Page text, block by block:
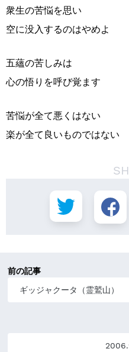
衆生の苦悩を思い
空に没入するのはやめよ
五蘊の苦しみは
心の悟りを呼び覚ます
苦悩が全て悪くはない
楽が全て良いものではない
前の記事
ギッジャクータ（霊鷲山）